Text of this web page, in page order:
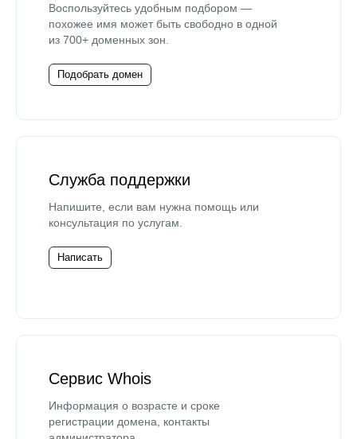
Воспользуйтесь удобным подбором —
похожее имя может быть свободно в одной
из 700+ доменных зон.
Подобрать домен
Служба поддержки
Напишите, если вам нужна помощь или
консультация по услугам.
Написать
Сервис Whois
Информация о возрасте и сроке
регистрации домена, контакты